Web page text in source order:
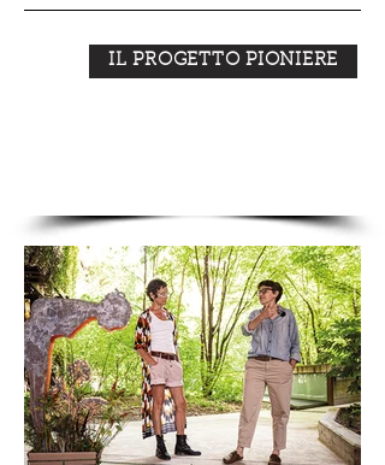
IL PROGETTO PIONIERE